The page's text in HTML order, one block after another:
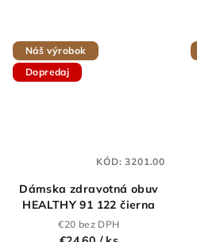
Náš výrobok
Dopredaj
Dámska zdravotná obuv
HEALTHY 91 122 čierna
€20 bez DPH
KÓD:3201.00